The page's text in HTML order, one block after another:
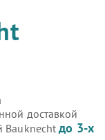
доставкой
Bauknechtдо 3-х